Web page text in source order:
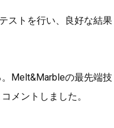
ストを行い、良好な結果
Melt&Marbleの最先端技
メントしました。